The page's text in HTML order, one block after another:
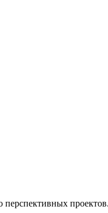
перспективных